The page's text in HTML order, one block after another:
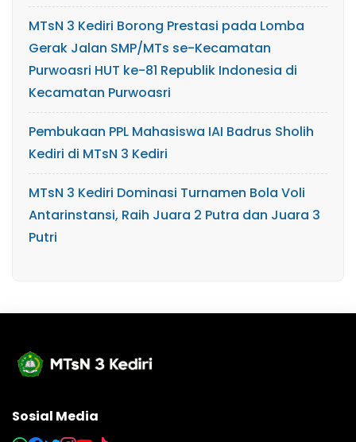
MTsN 3 Kediri Borong Prestasi pada Lomba
Gerak Jalan SMP/MTs se-Kecamatan
Purwoasri HUT ke-81 Republik Indonesia di
Kecamatan Purwoasri
Pembukaan PPL Mahasiswa IAI Badrus Sholih
Kediri di MTsN 3 Kediri
MTsN 3 Kediri Dominasi Turnamen Bola Voli
Antarinstansi, Raih Juara 2 Putra dan Juara 3
Putri
Sosial Media